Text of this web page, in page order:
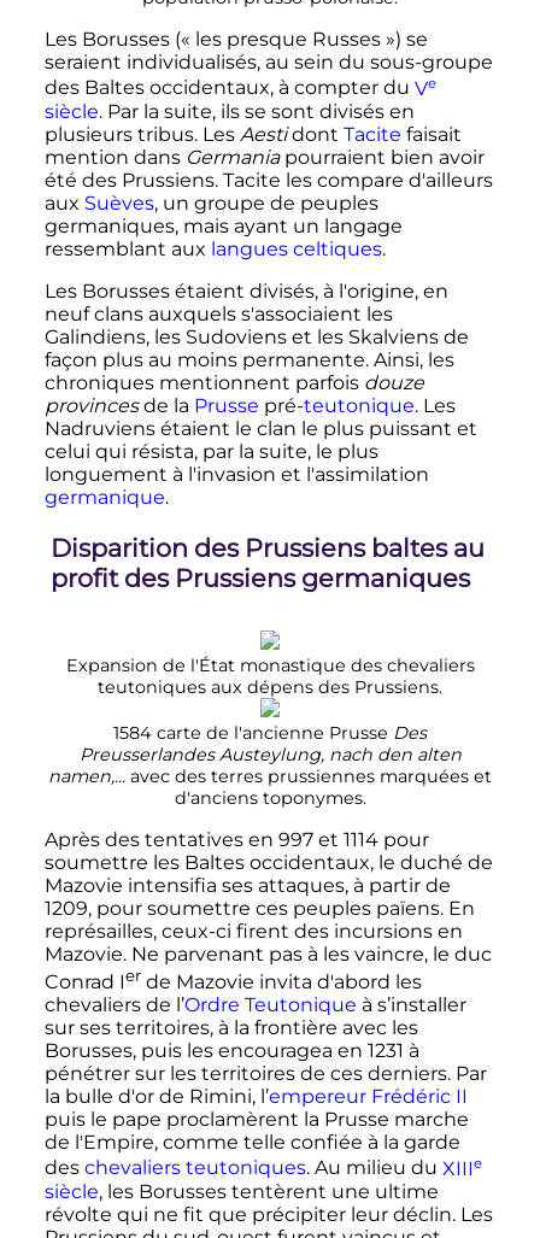
Les Borusses (« les presque Russes ») se
seraient individualisés, au sein du sous-groupe
des Baltes occidentaux, à compter du Ve
siècle. Par la suite, ils se sont divisés en
plusieurs tribus. Les Aestidont Tacite faisait
mention dans Germaniapourraient bien avoir
été des Prussiens. Tacite les compare d'ailleurs
aux Suèves, un groupe de peuples
germaniques, mais ayant un langage
ressemblant aux langues celtiques.
Les Borusses étaient divisés, à l'origine, en
neuf clans auxquels s'associaient les
Galindiens, les Sudoviens et les Skalviens de
façon plus au moins permanente. Ainsi, les
chroniques mentionnent parfois douze
provincesde la Prusse pré-teutonique. Les
Nadruviens étaient le clan le plus puissant et
celui qui résista, par la suite, le plus
longuement à l'invasion et l'assimilation
germanique.
Disparition des Prussiens baltes au
profit des Prussiens germaniques
Expansion de l'État monastique des chevaliers
teutoniques aux dépens des Prussiens.
1584 carte de l'ancienne Prusse Des
Preusserlandes Austeylung, nach den alten
namen,... avec des terres prussiennes marquées et
d'anciens toponymes.
Après des tentatives en 997 et 1114 pour
soumettre les Baltes occidentaux, le duché de
Mazovie intensifia ses attaques, à partir de
1209, pour soumettre ces peuples païens. En
représailles, ceux-ci firent des incursions en
Mazovie. Ne parvenant pas à les vaincre, le duc
Conrad Ier de Mazovie invita d'abord les
chevaliers de l’Ordre Teutonique à s’installer
sur ses territoires, à la frontière avec les
Borusses, puis les encouragea en 1231 à
pénétrer sur les territoires de ces derniers. Par
la bulle d'or de Rimini, l’empereur Frédéric II
puis le pape proclamèrent la Prusse marche
de l'Empire, comme telle confiée à la garde
des chevaliers teutoniques. Au milieu du XIIIe
siècle, les Borusses tentèrent une ultime
révolte qui ne fit que précipiter leur déclin. Les